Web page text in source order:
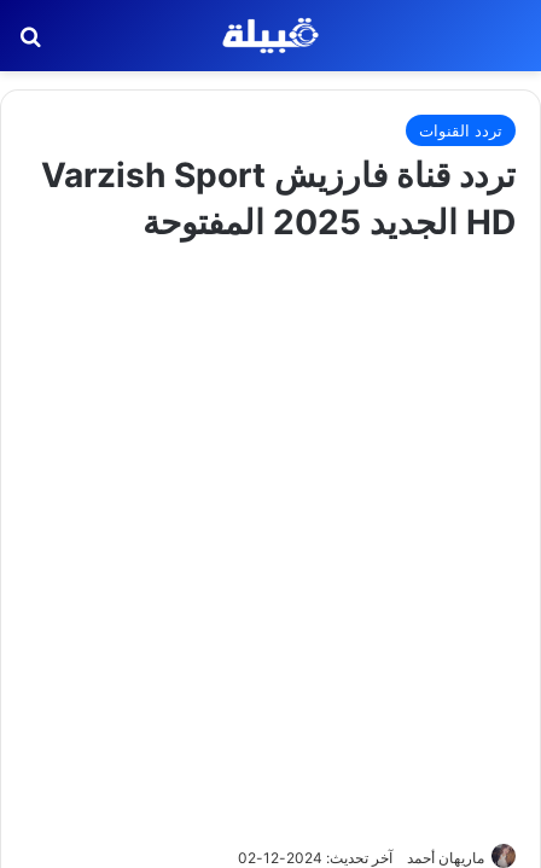
تردد القنوات
تردد قناة فارزيش Varzish Sport
HD الجديد 2025 المفتوحة
ماريهان أحمد آخر تحديث: 2024-12-02